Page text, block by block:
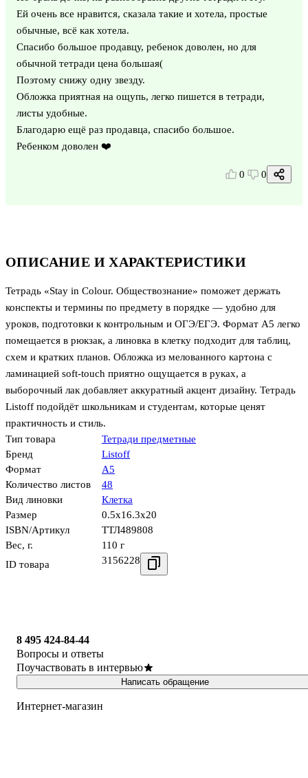
ОПИСАНИЕ И ХАРАКТЕРИСТИКИ
Тетрадь «Stay in Colour. Обществознание» поможет держать
конспекты и термины по предмету в порядке — удобно для
уроков, подготовки к контрольным и ОГЭ/ЕГЭ. Формат А5 легко
помещается в рюкзак, а линовка в клетку подходит для таблиц,
схем и кратких планов. Обложка из мелованного картона с
ламинацией soft-touch приятно ощущается в руках, а
выборочный лак добавляет аккуратный акцент дизайну. Тетрадь
Listoff подойдёт школьникам и студентам, которые ценят
практичность и стиль.
Тип товара
Тетради предметные
Бренд
Listoff
Формат
А5
Количество листов
48
Вид линовки
Клетка
Размер
0.5x16.3x20
ISBN/Артикул
ТТЛ489808
Вес, г.
110 г
ID товара
3156228
Ей очень все нравится, сказала такие и хотела, простые
обычные, всё как хотела.
Спасибо большое продавцу, ребенок доволен, но для
обычной тетради цена большая(
Поэтому снижу одну звезду.
Обложка приятная на ощупь, легко пишется в тетради,
листы удобные.
Благодарю ещё раз продавца, спасибо большое.
Ребенком доволен ❤️
0 0
8 495 424-84-44
Вопросы и ответы
Поучаствовать в интервью
Написать обращение
Интернет-магазин